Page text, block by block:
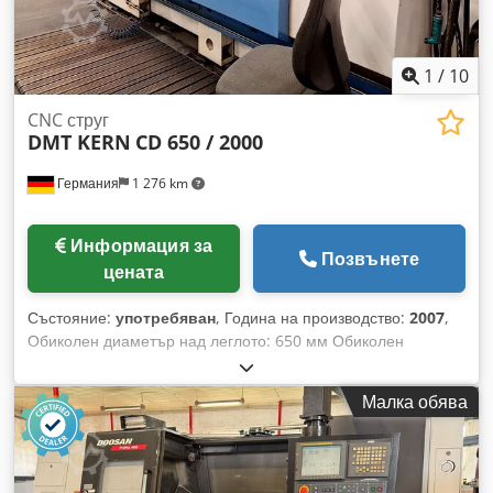
1 / 10
Германия 1 276 km
CNC струг
DMT KERN CD 650 / 2000
Информация за
цената
Позвънете
Състояние: употребяван, Година на производство: 2007,
Обиколен диаметър над леглото: 650 мм Обиколен
диаметър над надлъжната сала: 420 мм Разстояние между
центровете: 2000 мм Управление: Sinumerik Siemens Ход
на салатата по ос X: 440 мм Ход на салатата по ос Z: 2000
мм Обхват на оборотите – главен шпиндел: 1 – 3000 об./
мин. Мощност на задвижването – главен шпиндел: 33 / 27 /
22 kW Брой предавки: 2 Диаметър на шпиндела в предния
Малка обява